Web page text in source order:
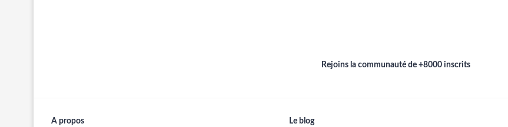
Rejoins la communauté de +8000 inscrits
A propos Le blog